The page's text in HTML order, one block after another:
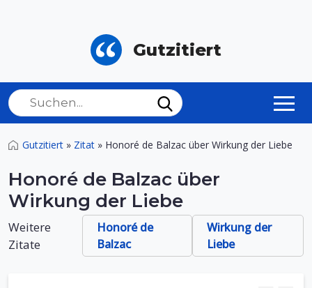
Gutzitiert
Gutzitiert » Zitat » Honoré de Balzac über Wirkung der Liebe
Honoré de Balzac über
Wirkung der Liebe
Weitere
Zitate
Honoré de
Balzac
Wirkung der
Liebe